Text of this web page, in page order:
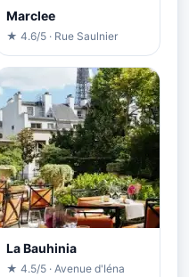
Marclee
★ 4.6/5 · Rue Saulnier
La Bauhinia
★ 4.5/5 · Avenue d'Iéna